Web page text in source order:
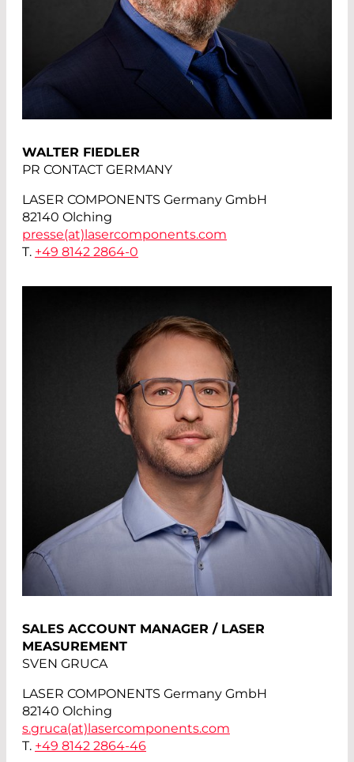
WALTER FIEDLER
PR CONTACT GERMANY
LASER COMPONENTS Germany GmbH
82140 Olching
presse(at)lasercomponents.com
T. +49 8142 2864-0
SALES ACCOUNT MANAGER / LASER
MEASUREMENT
SVEN GRUCA
LASER COMPONENTS Germany GmbH
82140 Olching
s.gruca(at)lasercomponents.com
T. +49 8142 2864-46